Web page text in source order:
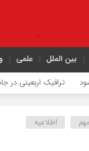
بین الملل علمی
اربعینی در جاده‌های
اطلاعیه